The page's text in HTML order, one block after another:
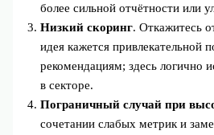
более сильной отчётности или
Низкий скоринг. Откажитесь
идея кажется привлекательной
рекомендациям; здесь логично
в секторе.
Пограничный случай при
сочетании слабых метрик и